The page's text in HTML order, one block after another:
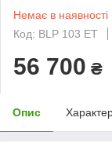
Немає в наявності
Код: BLP 103 ET
56 700 ₴
Опис